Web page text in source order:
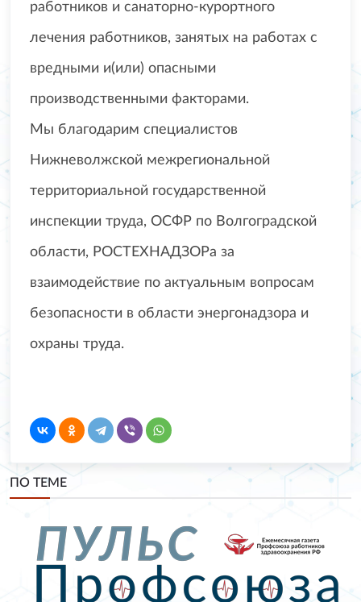
работников и санаторно-курортного
лечения работников, занятых на работах с
вредными и(или) опасными
производственными факторами.
Мы благодарим специалистов
Нижневолжской межрегиональной
территориальной государственной
инспекции труда, ОСФР по Волгоградской
области, РОСТЕХНАДЗОРа за
взаимодействие по актуальным вопросам
безопасности в области энергонадзора и
охраны труда.
ПО ТЕМЕ